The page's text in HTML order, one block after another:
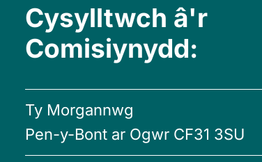
Cysylltwch â'r
Comisiynydd:
Ty Morgannwg
Pen-y-Bont ar Ogwr CF31 3SU